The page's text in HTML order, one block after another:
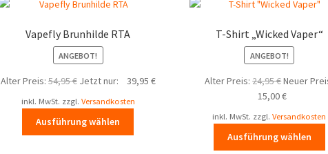
Vapefly Brunhilde RTA
ANGEBOT!
Alter Preis: 54,95€ Ursprünglicher
war:
54,95 €
Jetzt nur: 39,95 €Aktueller
inkl. MwSt. zzgl. Versandkosten
Ausführung wählen
T-Shirt „Wicked Vaper“
ANGEBOT!
Alter Preis: 24,95€
Preis
24,95 €
Neuer
15,00€Aktueller
ist:
15,00 €.
inkl. MwSt. zzgl.Versandkosten
Ausführung wählen